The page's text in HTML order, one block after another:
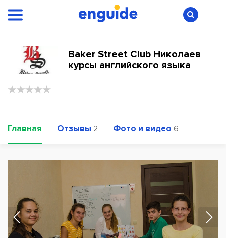
Baker Street Club Николаев
курсы английского языка
Главная Отзывы 2 Фото и видео 6